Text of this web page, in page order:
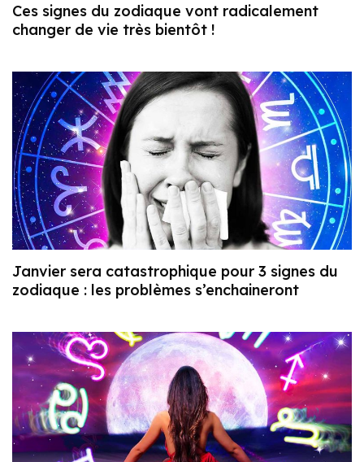
Ces signes du zodiaque vont radicalement
changer de vie très bientôt !
Janvier sera catastrophique pour 3 signes du
zodiaque : les problèmes s’enchaineront